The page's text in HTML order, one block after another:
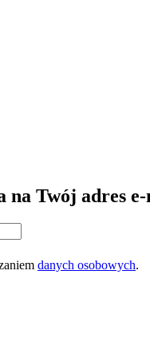
na Twój adres
danych osobowych.